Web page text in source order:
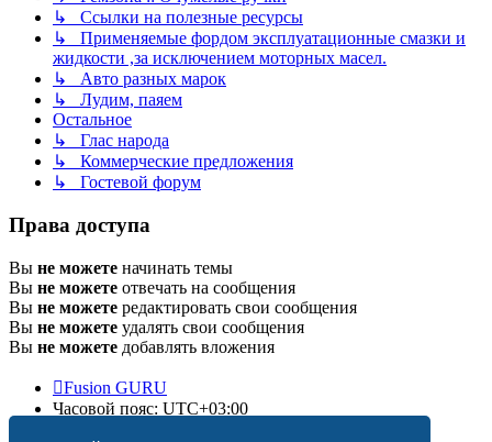
↳ Ссылки на полезные ресурсы
↳ Применяемые фордом эксплуатационные смазки и
жидкости ,за исключением моторных масел.
↳ Авто разных марок
↳ Лудим, паяем
Остальное
↳ Глас народа
↳ Коммерческие предложения
↳ Гостевой форум
Права доступа
Вы не можете начинать темы
Вы не можете отвечать на сообщения
Вы не можете редактировать свои сообщения
Вы не можете удалять свои сообщения
Вы не можете добавлять вложения
Fusion GURU
Часовой пояс: UTC+03:00